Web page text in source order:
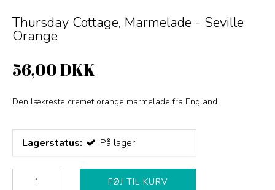
Thursday Cottage, Marmelade - Seville
Orange
56,00 DKK
Den lækreste cremet orange marmelade fra England
Lagerstatus: På lager
FØJ TIL KURV